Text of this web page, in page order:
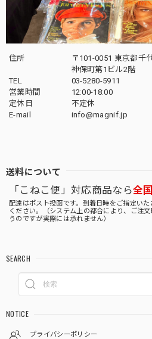
住所
〒101-0051 東京都千
神保町第1ビル2階
TEL
03-5280-5911
営業時間
12:00-18:00
定休日
不定休
E-mail
info@magnif.jp
送料について
「こねこ便」対応商品なら全
配達はポスト投函です。到着日時をご指定い
ください。（システム上の都合により、ご注
うのですが実際には承れません）
SEARCH
NOTICE
プライバシーポリシー